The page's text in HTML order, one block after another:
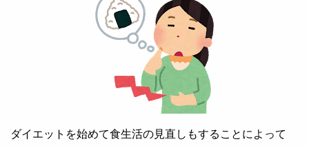
ダイエットを始めて食生活の見直しもすることによって